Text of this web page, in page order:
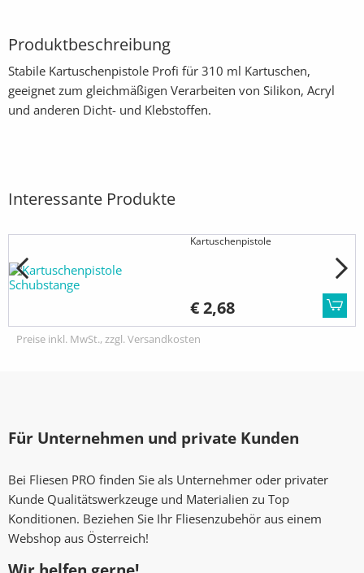
Produktbeschreibung
Stabile Kartuschenpistole Profi für 310 ml Kartuschen,
geeignet zum gleichmäßigen Verarbeiten von Silikon, Acryl
und anderen Dicht- und Klebstoffen.
Interessante Produkte
Kartuschenpistole
€ 2,68
Preise inkl. MwSt., zzgl. Versandkosten
Für Unternehmen und private Kunden
Bei Fliesen PRO finden Sie als Unternehmer oder privater
Kunde Qualitätswerkzeuge und Materialien zu Top
Konditionen. Beziehen Sie Ihr Fliesenzubehör aus einem
Webshop aus Österreich!